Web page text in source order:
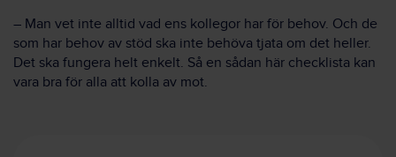
– Man vet inte alltid vad ens kollegor har för behov. Och de
som har behov av stöd ska inte behöva tjata om det heller.
Det ska fungera helt enkelt. Så en sådan här checklista kan
vara bra för alla att kolla av mot.